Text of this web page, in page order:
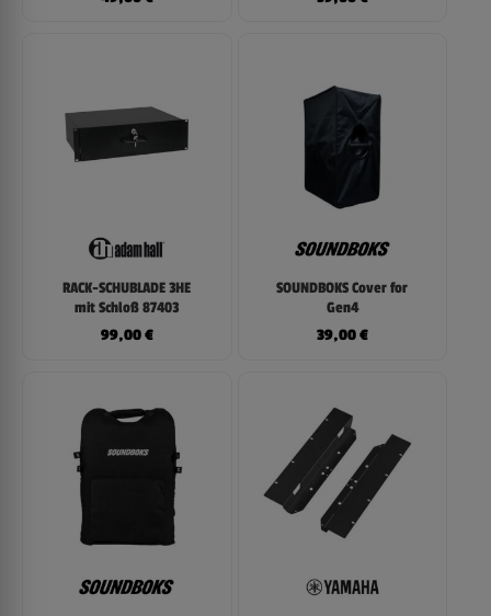
RACK-SCHUBLADE 3HE
mit Schloß 87403
99,00€
SOUNDBOKS Cover for
Gen4
39,00€